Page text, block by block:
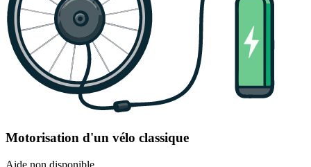
Motorisation d'un vélo classique
Aide non disponible